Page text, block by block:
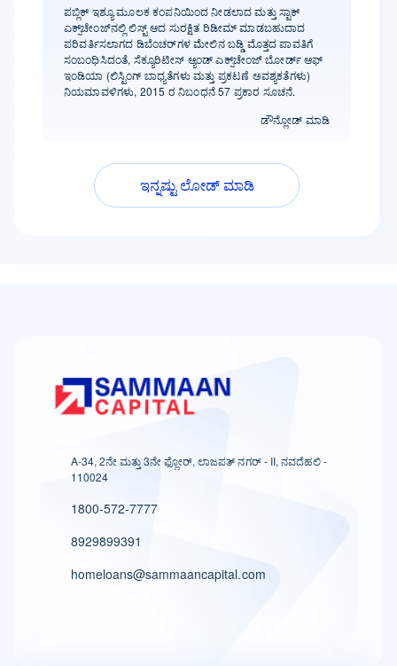
ಪಬ್ಲಿಕ್ ಇಶ್ಯೂ ಮೂಲಕ ಕಂಪನಿಯಿಂದ ನೀಡಲಾದ ಮತ್ತು ಸ್ಟಾಕ್
ಎಕ್ಸ್‌ಚೇಂಜ್‌ನಲ್ಲಿ ಲಿಸ್ಟ್ ಆದ ಸುರಕ್ಷಿತ ರಿಡೀಮ್ ಮಾಡಬಹುದಾದ
ಪರಿವರ್ತಿಸಲಾಗದ ಡಿಬೆಂಚರ್‌ಗಳ ಮೇಲಿನ ಬಡ್ಡಿ ಮೊತ್ತದ ಪಾವತಿಗೆ
ಸಂಬಂಧಿಸಿದಂತೆ, ಸೆಕ್ಯೂರಿಟೀಸ್ ಆ್ಯಂಡ್ ಎಕ್ಸ್‌ಚೇಂಜ್ ಬೋರ್ಡ್‌ ಆಫ್
ಇಂಡಿಯಾ (ಲಿಸ್ಟಿಂಗ್ ಬಾಧ್ಯತೆಗಳು ಮತ್ತು ಪ್ರಕಟಣೆ ಅವಶ್ಯಕತೆಗಳು)
ನಿಯಮಾವಳಿಗಳು, 2015 ರ ನಿಬಂಧನೆ 57 ಪ್ರಕಾರ ಸೂಚನೆ.
ಡೌನ್ಲೋಡ್ ಮಾಡಿ
ಇನ್ನಷ್ಟು ಲೋಡ್ ಮಾಡಿ
A-34, 2ನೇ ಮತ್ತು 3ನೇ ಫ್ಲೋರ್, ಲಾಜಪತ್ ನಗರ್ - II, ನವದೆಹಲಿ -
110024
1800-572-7777
8929899391
homeloans@sammaancapital.com